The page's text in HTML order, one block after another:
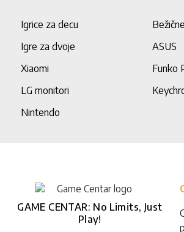
Igrice za decu
Igre za dvoje
ASUS
Xiaomi
Funko
LG monitori
Nintendo
GAME CENTAR: No Limits, Just
Play!